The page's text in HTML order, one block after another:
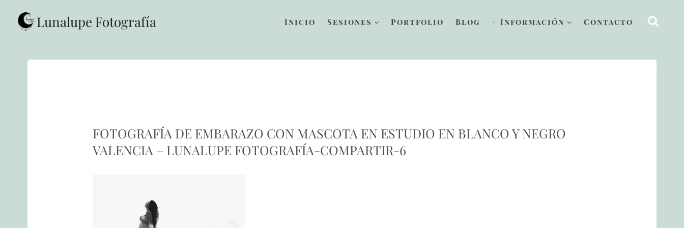
contenido Lunalupe Fotografía Inicio Sesiones Portfolio Blog + Información Contacto
FOTOGRAFÍA DE EMBARAZO CON MASCOTA EN ESTUDIO EN BLANCO Y NEGRO
VALENCIA – LUNALUPE FOTOGRAFÍA-COMPARTIR-6